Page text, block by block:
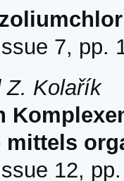
7, pp.
Z. Kolařík
mittels
12,